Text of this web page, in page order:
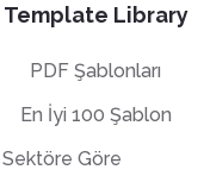
Template Library
PDF Şablonları
En İyi 100 Şablon
Sektöre Göre